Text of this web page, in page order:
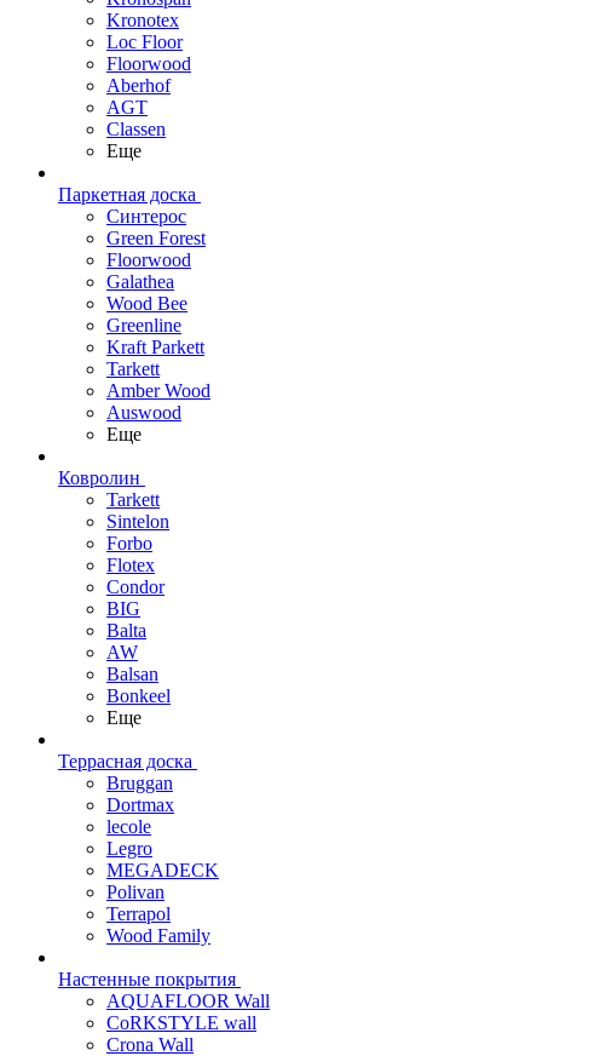
Kronotex
Loc Floor
Floorwood
Aberhof
AGT
Classen
Еще
Паркетная доска
Синтерос
Green Forest
Floorwood
Galathea
Wood Bee
Greenline
Kraft Parkett
Tarkett
Amber Wood
Auswood
Еще
Ковролин
Tarkett
Sintelon
Forbo
Flotex
Condor
BIG
Balta
AW
Balsan
Bonkeel
Еще
Террасная доска
Bruggan
Dortmax
lecole
Legro
MEGADECK
Polivan
Terrapol
Wood Family
Настенные покрытия
AQUAFLOOR Wall
CoRKSTYLE wall
Crona Wall